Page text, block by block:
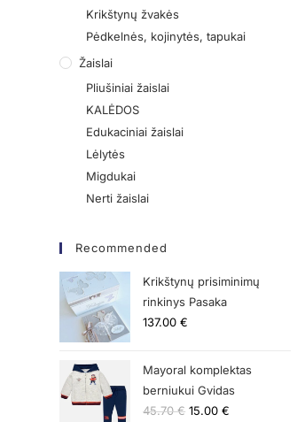
Krikštynų žvakės
Pėdkelnės, kojinytės, tapukai
Žaislai
Pliušiniai žaislai
KALĖDOS
Edukaciniai žaislai
Lėlytės
Migdukai
Nerti žaislai
Recommended
Krikštynų prisiminimų
rinkinys Pasaka
137.00€
Mayoral komplektas
berniukui Gvidas
45.70€ 15.00€